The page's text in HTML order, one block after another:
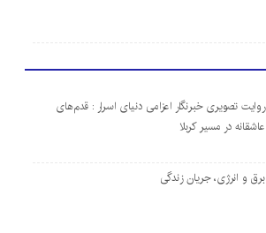
روایت تصویری خبرنگار اعزامی دنیای اسرار : قدم‌های
عاشقانه در مسیر کربلا
برق و انرژی، جریان زندگی